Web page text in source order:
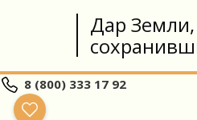
Дар Земли,
8 (800) 333 17 92